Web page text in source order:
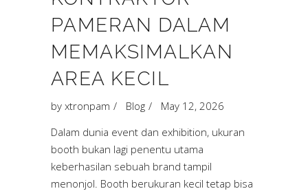
PAMERAN DALAM
MEMAKSIMALKAN
AREA KECIL
by xtronpam Blog
May 12, 2026
Dalam dunia event dan exhibition, ukuran
booth bukan lagi penentu utama
keberhasilan sebuah brand tampil
menonjol. Booth berukuran kecil tetap bisa